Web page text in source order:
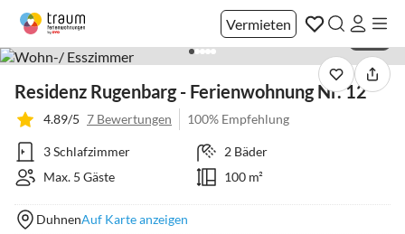
Vermieten
Residenz Rugenbarg - Ferienwohnung Nr. 12
4.89/5 7 Bewertungen 100% Empfehlung
3 Schlafzimmer
2 Bäder
Max. 5 Gäste
100 m²
DuhnenAuf Karte anzeigen